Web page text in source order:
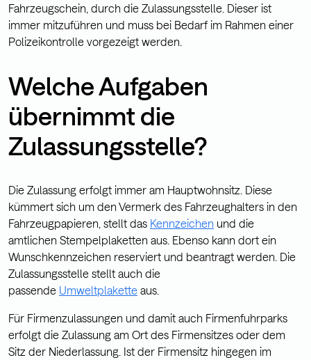
Fahrzeugschein, durch die Zulassungsstelle. Dieser ist
immer mitzuführen und muss bei Bedarf im Rahmen einer
Polizeikontrolle vorgezeigt werden.
Welche Aufgaben
übernimmt die
Zulassungsstelle?
Die Zulassung erfolgt immer am Hauptwohnsitz. Diese
kümmert sich um den Vermerk des Fahrzeughalters in den
Fahrzeugpapieren, stellt das Kennzeichen und die
amtlichen Stempelplaketten aus. Ebenso kann dort ein
Wunschkennzeichen reserviert und beantragt werden. Die
Zulassungsstelle stellt auch die
passende Umweltplakette aus.
Für Firmenzulassungen und damit auch Firmenfuhrparks
erfolgt die Zulassung am Ort des Firmensitzes oder dem
Sitz der Niederlassung. Ist der Firmensitz hingegen im